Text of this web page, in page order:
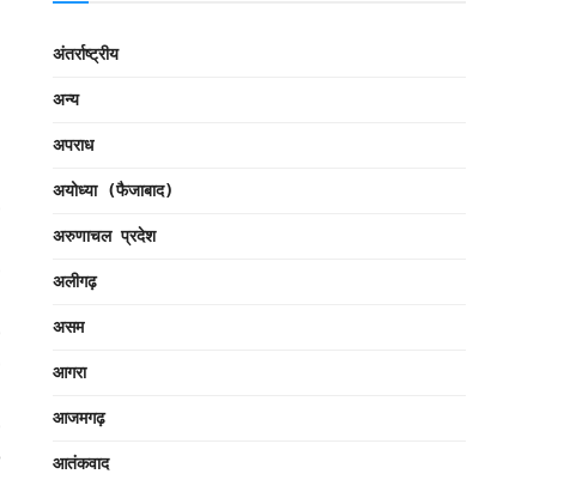
अंतर्राष्ट्रीय
अन्य
अपराध
अयोध्या (फैजाबाद)
अरुणाचल प्रदेश
अलीगढ़
असम
आगरा
आजमगढ़
आतंकवाद